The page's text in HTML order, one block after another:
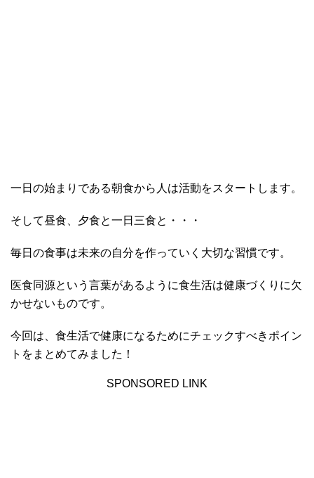
一日の始まりである朝食から人は活動をスタートします。
そして昼食、夕食と一日三食と・・・
毎日の食事は未来の自分を作っていく大切な習慣です。
医食同源という言葉があるように食生活は健康づくりに欠
かせないものです。
今回は、食生活で健康になるためにチェックすべきポイン
トをまとめてみました！
SPONSORED LINK